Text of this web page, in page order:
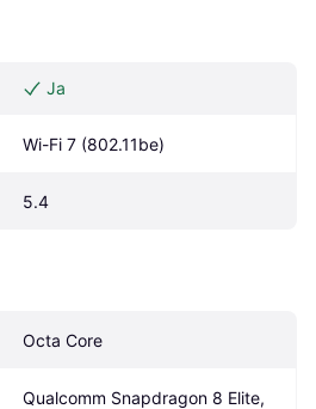
Ja
Wi-Fi 7 (802.11be)
5.4
Octa Core
Qualcomm Snapdragon 8 Elite,